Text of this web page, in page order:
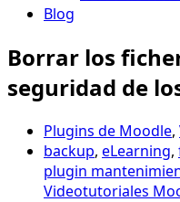
Blog
Borrar los
seguridad de
Plugins de Moodle,
backup, eLearning,
plugin
Videotutoriales